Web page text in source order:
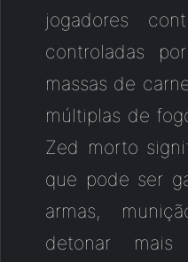
jogadores
controladas
massas de
múltiplas de
Zed morto
que pode ser
armas,
detonar